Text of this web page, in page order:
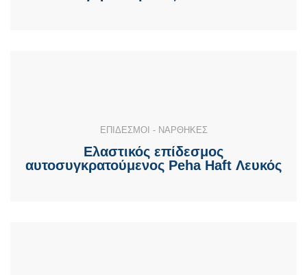
ΕΠΙΔΕΣΜΟΙ - ΝΑΡΘΗΚΕΣ
Ελαστικός επίδεσμος
αυτοσυγκρατούμενος Peha Haft Λευκός